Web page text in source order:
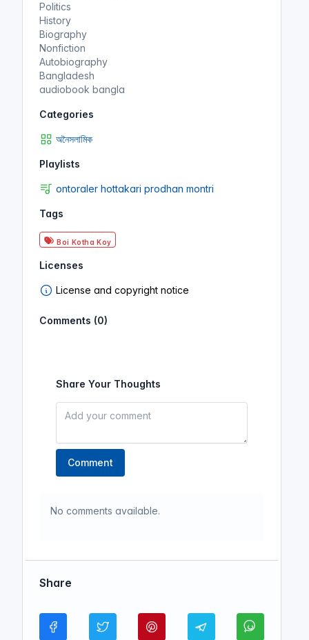
Politics
History
Biography
Nonfiction
Autobiography
Bangladesh
audiobook bangla
Categories
অনৈসলামিক
Playlists
ontoraler hottakari prodhan montri
Tags
Boi Kotha Koy
Licenses
License and copyright notice
Comments (0)
Share Your Thoughts
Comment
No comments available.
Share